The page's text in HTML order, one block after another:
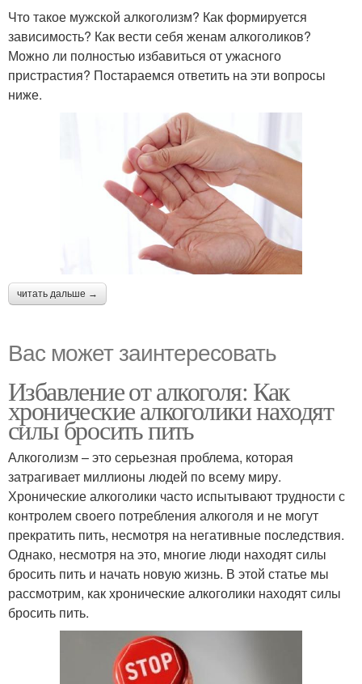
Что такое мужской алкоголизм? Как формируется
зависимость? Как вести себя женам алкоголиков?
Можно ли полностью избавиться от ужасного
пристрастия? Постараемся ответить на эти вопросы
ниже.
читать дальше →
Вас может заинтересовать
Избавление от алкоголя: Как
хронические алкоголики находят
силы бросить пить
Алкоголизм – это серьезная проблема, которая
затрагивает миллионы людей по всему миру.
Хронические алкоголики часто испытывают трудности с
контролем своего потребления алкоголя и не могут
прекратить пить, несмотря на негативные последствия.
Однако, несмотря на это, многие люди находят силы
бросить пить и начать новую жизнь. В этой статье мы
рассмотрим, как хронические алкоголики находят силы
бросить пить.